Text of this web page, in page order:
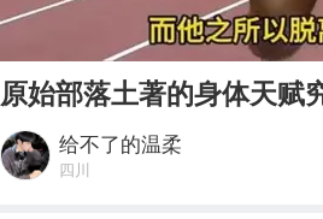
原始部落土著的身体天赋
给不了的温柔
四川